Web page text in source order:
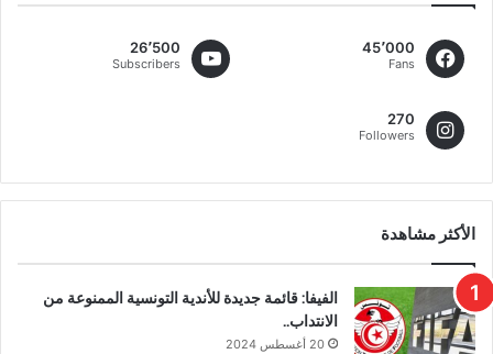
45٬000
Fans
26٬500
Subscribers
270
Followers
الأكثر مشاهدة
الفيفا: قائمة جديدة للأندية التونسية الممنوعة من
الانتداب..
20 أغسطس 2024